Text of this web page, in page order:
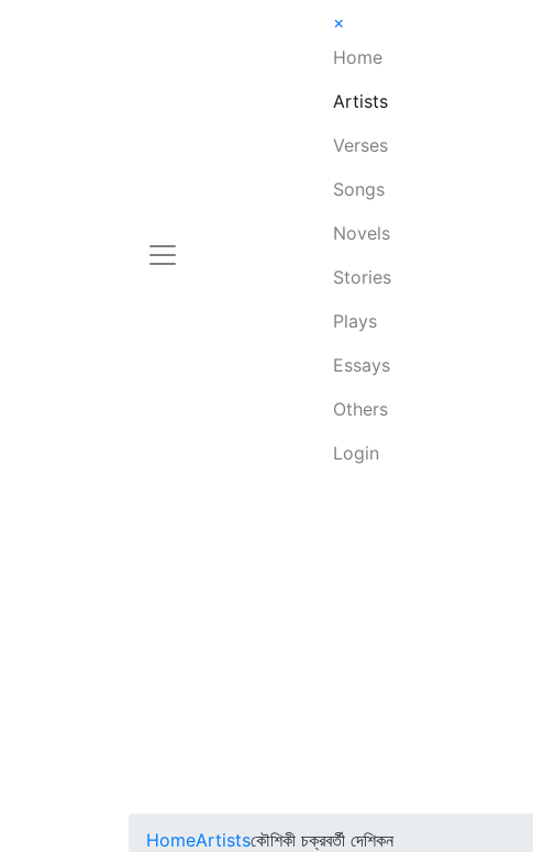
×
Home
Artists
Verses
Songs
Novels
Stories
Plays
Essays
Others
Login
HomeArtistsকৌশিকী চক্রবর্তী দেশিকন